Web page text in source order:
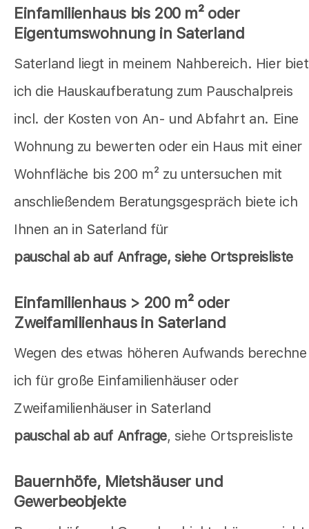
Einfamilienhaus bis 200 m² oder
Eigentumswohnung in Saterland
Saterland liegt in meinem Nahbereich. Hier
ich die Hauskaufberatung zum Pauschalpreis
incl. der Kosten von An- und Abfahrt an. Eine
Wohnung zu bewerten oder ein Haus mit einer
Wohnfläche bis 200 m² zu untersuchen mit
anschließendem Beratungsgespräch biete ich
Ihnen an in Saterland für
pauschal ab auf Anfrage, siehe Ortspreisliste
Einfamilienhaus > 200 m² oder
Zweifamilienhaus in Saterland
Wegen des etwas höheren Aufwands berechne
ich für große Einfamilienhäuser oder
Zweifamilienhäuser in Saterland
pauschal ab auf Anfrage, siehe Ortspreisliste
Bauernhöfe, Mietshäuser und
Gewerbeobjekte